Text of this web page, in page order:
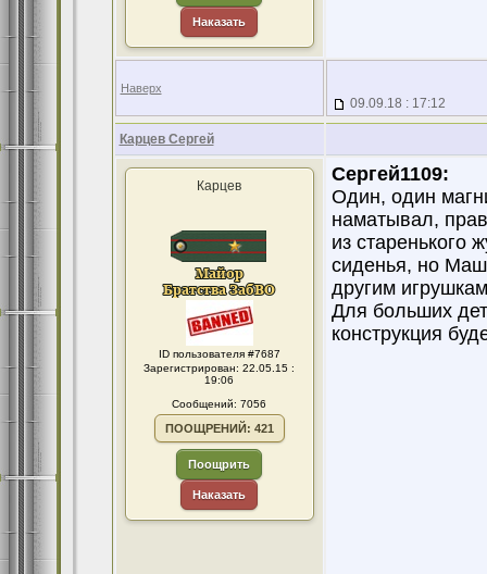
Наказать
Наверх
09.09.18 : 17:12
Карцев Сергей
Карцев
ID пользователя #7687
Зарегистрирован: 22.05.15 :
19:06
Сообщений: 7056
ПООЩРЕНИЙ: 421
Поощрить
Наказать
Сергей1109:
Один, один
наматывал,
из старенького
сиденья, но
другим
Для больших
конструкция